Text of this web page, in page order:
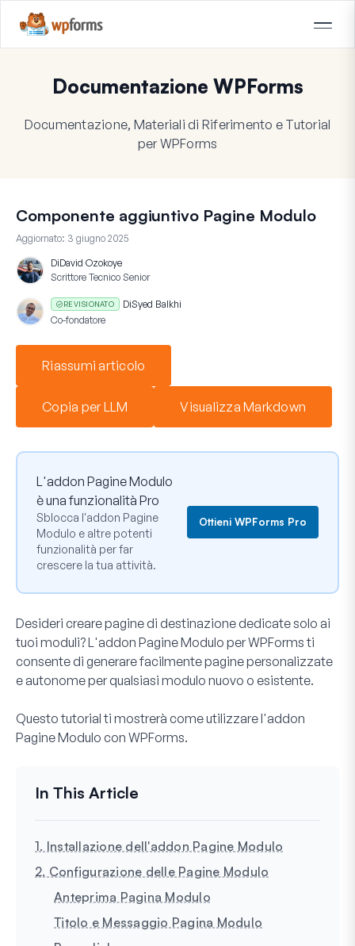
Documentazione WPForms
Documentazione, Materiali di Riferimento e Tutorial
per WPForms
Componente aggiuntivo Pagine Modulo
Aggiornato: 3 giugno 2025
DiDavid Ozokoye
Scrittore Tecnico Senior
REVISIONATO DiSyed Balkhi
Co-fondatore
Riassumi articolo
Copia per LLM Visualizza Markdown
L'addon Pagine Modulo
è una funzionalità Pro
Sblocca l'addon Pagine
Modulo e altre potenti
funzionalità per far
crescere la tua attività.
Ottieni WPForms Pro
Desideri creare pagine di destinazione dedicate solo ai
tuoi moduli? L'addon Pagine Modulo per WPForms ti
consente di generare facilmente pagine personalizzate
e autonome per qualsiasi modulo nuovo o esistente.
Questo tutorial ti mostrerà come utilizzare l'addon
Pagine Modulo con WPForms.
1. Installazione dell'addon Pagine Modulo
2. Configurazione delle Pagine Modulo
Anteprima Pagina Modulo
Titolo e Messaggio Pagina Modulo